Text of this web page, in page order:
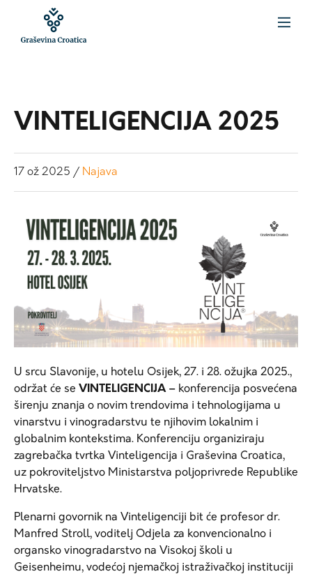
VINTELIGENCIJA 2025
17 ož 2025 / Najava
U srcu Slavonije, u hotelu Osijek, 27. i 28. ožujka 2025.,
održat će se VINTELIGENCIJA – konferencija posvećena
širenju znanja o novim trendovima i tehnologijama u
vinarstvu i vinogradarstvu te njihovim lokalnim i
globalnim kontekstima. Konferenciju organiziraju
zagrebačka tvrtka Vinteligencija i Graševina Croatica,
uz pokroviteljstvo Ministarstva poljoprivrede Republike
Hrvatske.
Plenarni govornik na Vinteligenciji bit će profesor dr.
Manfred Stroll, voditelj Odjela za konvencionalno i
organsko vinogradarstvo na Visokoj školi u
Geisenheimu, vodećoj njemačkoj istraživačkoj instituciji